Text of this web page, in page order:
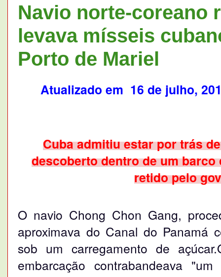
Navio norte-coreano
levava mísseis
Porto de Mariel
Atualizado em 16 de julho,
Cuba admitiu estar por trás
descoberto dentro de um
retido pelo
O navio Chong Chon Gang,
aproximava do Canal do Panamá
sob um carregamento de
embarcação contrabandeava